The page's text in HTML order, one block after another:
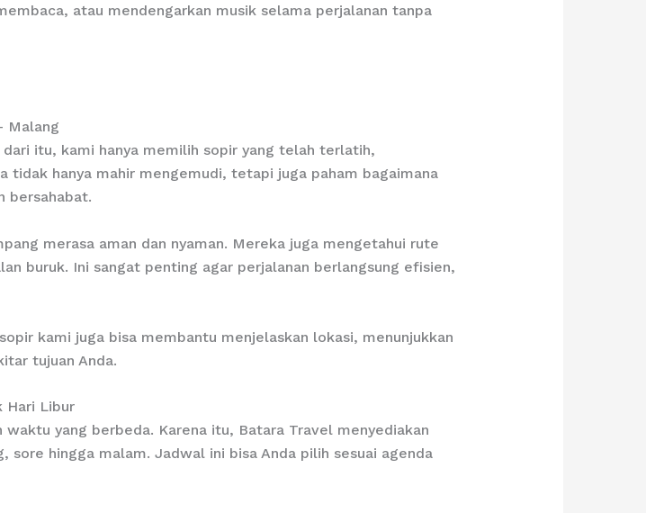
atau mendengarkan musik selama perjalanan tanpa
Malang
itu, kami hanya memilih sopir yang telah terlatih,
hanya mahir mengemudi, tetapi juga paham bagaimana
bersahabat.
merasa aman dan nyaman. Mereka juga mengetahui rute
buruk. Ini sangat penting agar perjalanan berlangsung efisien,
kami juga bisa membantu menjelaskan lokasi, menunjukkan
tujuan Anda.
Hari Libur
yang berbeda. Karena itu, Batara Travel menyediakan
sore hingga malam. Jadwal ini bisa Anda pilih sesuai agenda